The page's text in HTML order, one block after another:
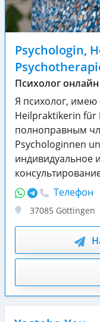
Psychologin,
Психолог онлайн
Я психолог, имею
Heilpraktikerin für
полноправным
Psychologinnen
индивидуальное
Телефон
37085 Göttingen